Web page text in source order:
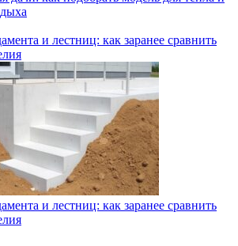
и лестниц: как заранее сравнить
и лестниц: как заранее сравнить